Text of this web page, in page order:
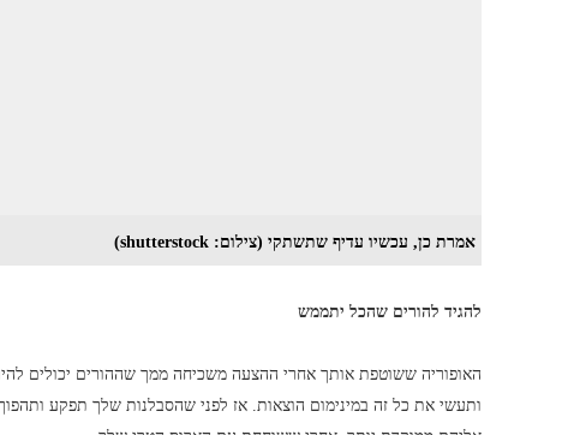
אמרת כן, עכשיו עדיף שתשתקי (צילום: shutterstock)
להגיד להורים שהכל יתממש
האופוריה ששוטפת אותך אחרי ההצעה משכיחה ממך שההורים יכולים
ותעשי את כל זה במינימום הוצאות. אז לפני שהסבלנות שלך תפקע